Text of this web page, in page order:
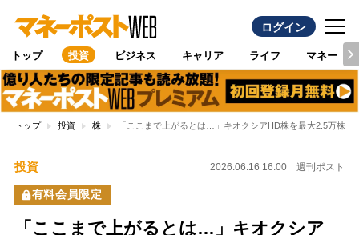
ログイン
トップ 投資 ビジネス キャリア ライフ マネー
トップ 投資 株 「ここまで上がるとは…」キオクシアHD株を最大2.5万株
投資 2026.06.16 16:00 週刊ポスト
有料会員限定
「ここまで上がるとは…」キオクシア